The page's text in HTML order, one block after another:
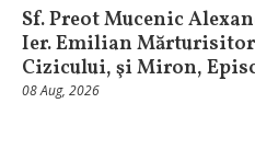
Sf. Preot Mucenic
Ier. Emilian
Cizicului, şi Miron,
08 Aug, 2026